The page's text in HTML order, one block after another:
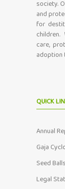
society.
and
for
care,
adoption
QUICK
Annual
Gaja
Seed Balls
Legal